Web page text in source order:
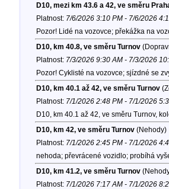
D10, mezi km 43.6 a 42, ve směru
Platnost: 7/6/2026 3:10 PM - 7/6/2026
Pozor! Lidé na vozovce; překážka na
D10, km 40.8, ve směru Turnov
Platnost: 7/3/2026 9:30 AM - 7/3/2026
Pozor! Cyklisté na vozovce; sjízdné se
D10, km 40.1 až 42, ve směru Turnov
Platnost: 7/1/2026 2:48 PM - 7/1/2026
D10, km 40.1 až 42, ve směru Turnov,
D10, km 42, ve směru Turnov(Nehody)
Platnost: 7/1/2026 2:45 PM - 7/1/2026
nehoda; převrácené vozidlo; probíhá
D10, km 41.2, ve směru Turnov
Platnost: 7/1/2026 7:17 AM - 7/1/2026